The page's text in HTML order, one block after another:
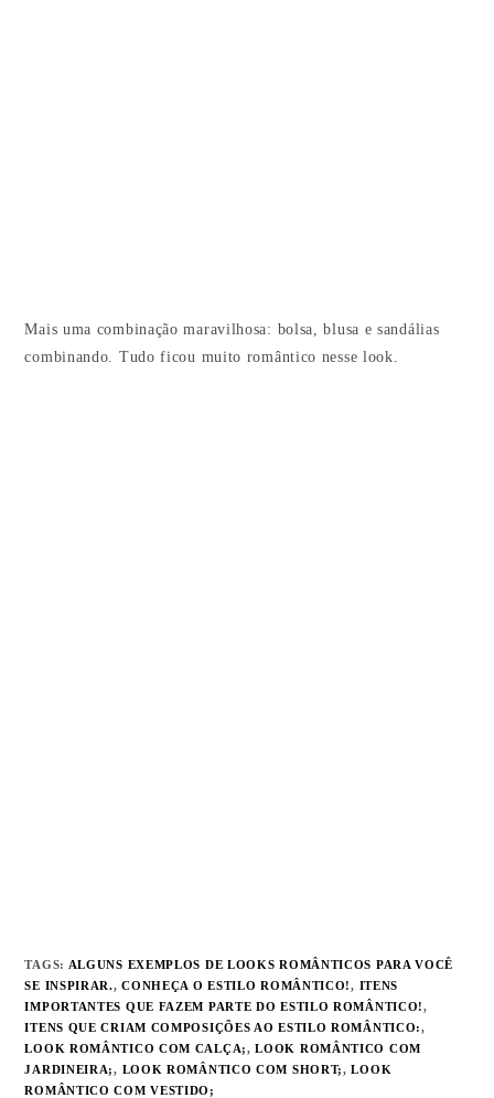
Mais uma combinação maravilhosa: bolsa, blusa e sandálias
combinando. Tudo ficou muito romântico nesse look.
TAGS: ALGUNS EXEMPLOS DE LOOKS ROMÂNTICOS PARA VOCÊ
SE INSPIRAR., CONHEÇA O ESTILO ROMÂNTICO!, ITENS
IMPORTANTES QUE FAZEM PARTE DO ESTILO ROMÂNTICO!,
ITENS QUE CRIAM COMPOSIÇÕES AO ESTILO ROMÂNTICO:,
LOOK ROMÂNTICO COM CALÇA;, LOOK ROMÂNTICO COM
JARDINEIRA;, LOOK ROMÂNTICO COM SHORT;, LOOK
ROMÂNTICO COM VESTIDO;